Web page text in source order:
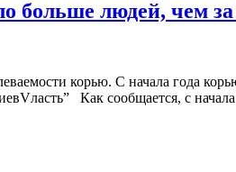
больше людей, чем за
корью. С начала года
Как сообщается, с